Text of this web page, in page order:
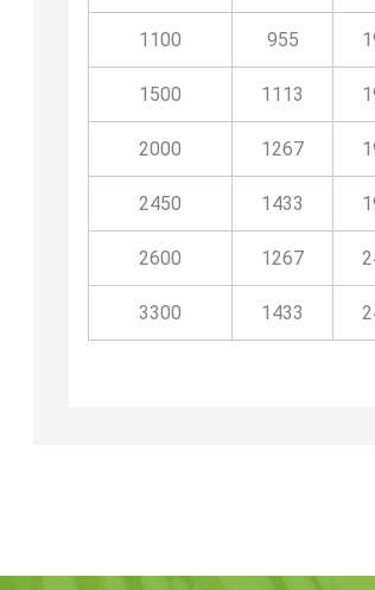
1100 955
1500 1113
2000 1267
2450 1433
2600 1267
3300 1433